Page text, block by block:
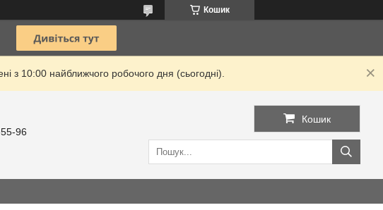
Кошик
з 10:00 найближчого робочого дня (сьогодні).
96
Кошик